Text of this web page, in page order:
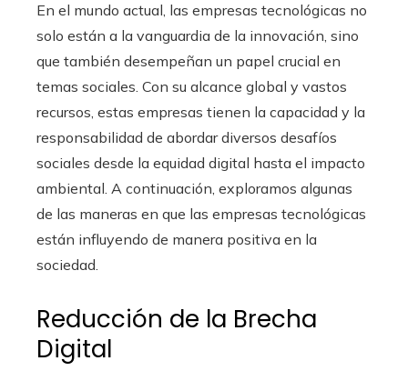
En el mundo actual, las empresas tecnológicas no
solo están a la vanguardia de la innovación, sino
que también desempeñan un papel crucial en
temas sociales. Con su alcance global y vastos
recursos, estas empresas tienen la capacidad y la
responsabilidad de abordar diversos desafíos
sociales desde la equidad digital hasta el impacto
ambiental. A continuación, exploramos algunas
de las maneras en que las empresas tecnológicas
están influyendo de manera positiva en la
sociedad.
Reducción de la Brecha
Digital